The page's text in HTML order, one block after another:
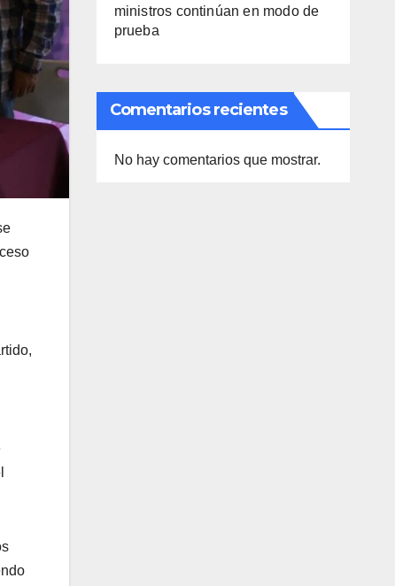
ministros continúan en modo de
prueba
Comentarios recientes
No hay comentarios que mostrar.